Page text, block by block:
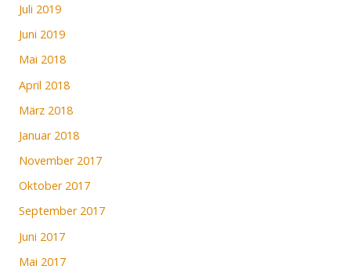
Juli 2019
Juni 2019
Mai 2018
April 2018
März 2018
Januar 2018
November 2017
Oktober 2017
September 2017
Juni 2017
Mai 2017